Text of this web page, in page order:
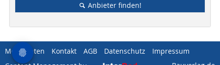
Anbieter finden!
Mediadaten Kontakt AGB Datenschutz
Impressum